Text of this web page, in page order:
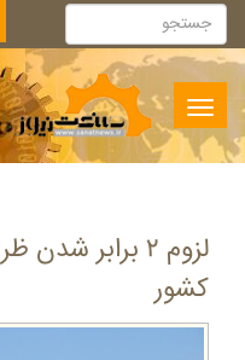
Toggle
navigation
لزوم ۲ برابر
کشور